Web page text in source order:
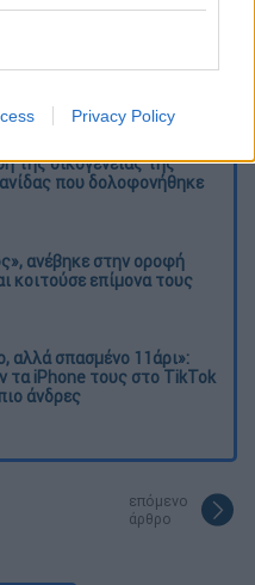
Privacy Policy
και νέοι
μέσω πολέμου
της οικογένειας της
που δολοφονήθηκε
ανέβηκε στην οροφή
κοιτούσε επίμονα τους
αλλά σπασμένο 11άρι»:
τα iPhone τους στο TikTok
άνδρες
επόμενο
άρθρο